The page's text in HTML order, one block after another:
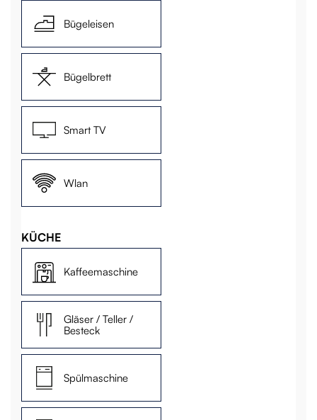
Bügeleisen
Bügelbrett
Smart TV
Wlan
KÜCHE
Kaffeemaschine
Gläser / Teller /
Besteck
Spülmaschine